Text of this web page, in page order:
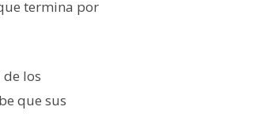
termina por
los
que sus